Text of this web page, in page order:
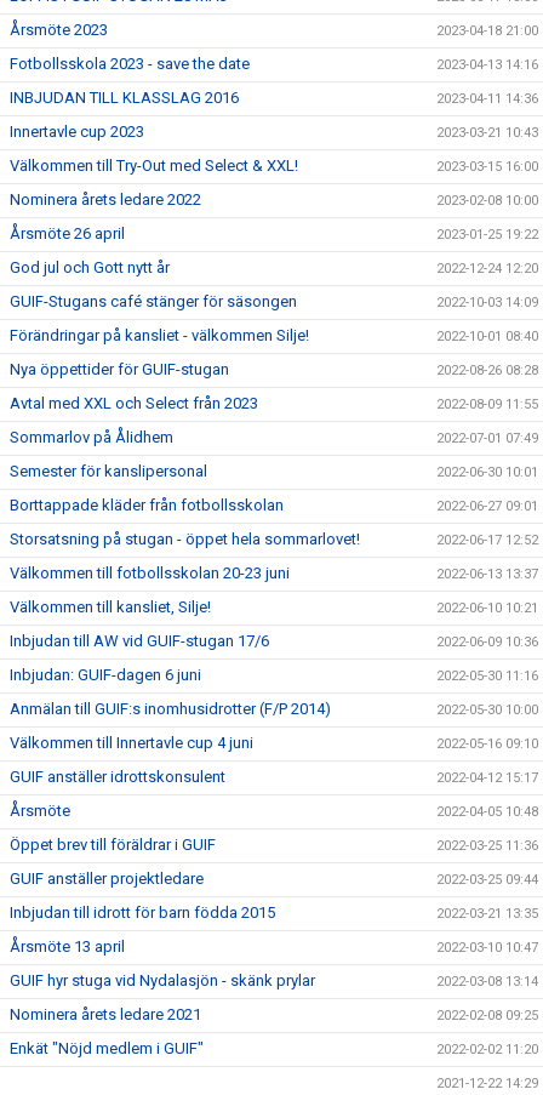
Årsmöte 2023 2023-04-18 21:00
Fotbollsskola 2023 - save the date 2023-04-13 14:16
INBJUDAN TILL KLASSLAG 2016 2023-04-11 14:36
Innertavle cup 2023 2023-03-21 10:43
Välkommen till Try-Out med Select & XXL! 2023-03-15 16:00
Nominera årets ledare 2022 2023-02-08 10:00
Årsmöte 26 april 2023-01-25 19:22
God jul och Gott nytt år 2022-12-24 12:20
GUIF-Stugans café stänger för säsongen 2022-10-03 14:09
Förändringar på kansliet - välkommen Silje! 2022-10-01 08:40
Nya öppettider för GUIF-stugan 2022-08-26 08:28
Avtal med XXL och Select från 2023 2022-08-09 11:55
Sommarlov på Ålidhem 2022-07-01 07:49
Semester för kanslipersonal 2022-06-30 10:01
Borttappade kläder från fotbollsskolan 2022-06-27 09:01
Storsatsning på stugan - öppet hela sommarlovet! 2022-06-17 12:52
Välkommen till fotbollsskolan 20-23 juni 2022-06-13 13:37
Välkommen till kansliet, Silje! 2022-06-10 10:21
Inbjudan till AW vid GUIF-stugan 17/6 2022-06-09 10:36
Inbjudan: GUIF-dagen 6 juni 2022-05-30 11:16
Anmälan till GUIF:s inomhusidrotter (F/P 2014) 2022-05-30 10:00
Välkommen till Innertavle cup 4 juni 2022-05-16 09:10
GUIF anställer idrottskonsulent 2022-04-12 15:17
Årsmöte 2022-04-05 10:48
Öppet brev till föräldrar i GUIF 2022-03-25 11:36
GUIF anställer projektledare 2022-03-25 09:44
Inbjudan till idrott för barn födda 2015 2022-03-21 13:35
Årsmöte 13 april 2022-03-10 10:47
GUIF hyr stuga vid Nydalasjön - skänk prylar 2022-03-08 13:14
Nominera årets ledare 2021 2022-02-08 09:25
Enkät "Nöjd medlem i GUIF" 2022-02-02 11:20
2021-12-22 14:29